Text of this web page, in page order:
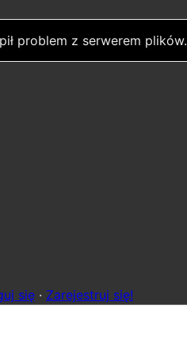
problem z serwerem plików.
się · Zarejestruj się!